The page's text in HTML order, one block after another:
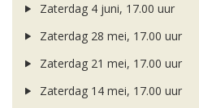
Zaterdag 4 juni, 17.00 uur
Zaterdag 28 mei, 17.00 uur
Zaterdag 21 mei, 17.00 uur
Zaterdag 14 mei, 17.00 uur